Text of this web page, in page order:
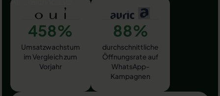
458%
Umsatzwachstum
im Vergleich zum
Vorjahr
88%
durchschnittliche
Öffnungsrate auf
WhatsApp-
Kampagnen